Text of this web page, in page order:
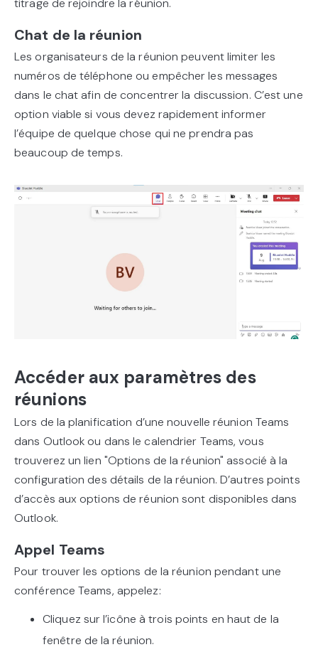
titrage de rejoindre la réunion.
Chat de la réunion
Les organisateurs de la réunion peuvent limiter les
numéros de téléphone ou empêcher les messages
dans le chat afin de concentrer la discussion. C’est une
option viable si vous devez rapidement informer
l’équipe de quelque chose qui ne prendra pas
beaucoup de temps.
Accéder aux paramètres des
réunions
Lors de la planification d’une nouvelle réunion Teams
dans Outlook ou dans le calendrier Teams, vous
trouverez un lien "Options de la réunion" associé à la
configuration des détails de la réunion. D’autres points
d’accès aux options de réunion sont disponibles dans
Outlook.
Appel Teams
Pour trouver les options de la réunion pendant une
conférence Teams, appelez:
Cliquez sur l’icône à trois points en haut de la
fenêtre de la réunion.